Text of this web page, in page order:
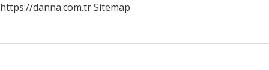
https://danna.com.trSitemap